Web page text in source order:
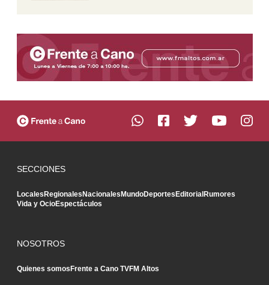
SECCIONES
LocalesRegionalesNacionalesMundoDeportesEditorialRumores
Vida y OcioEspectáculos
NOSOTROS
Quienes somosFrente a Cano TVFM Altos